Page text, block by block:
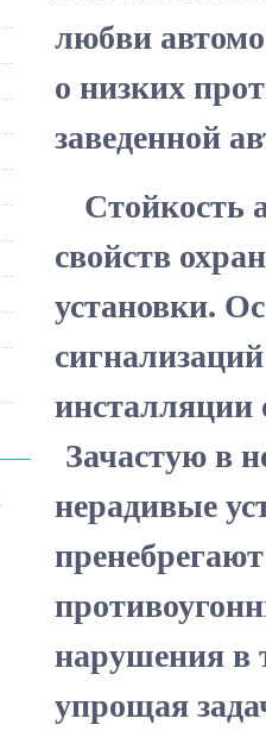
любви
о низких
заведенной
Стойкость
свойств
установки.
инсталляции
Зачастую в
нерадивые
нарушения в
упрощая